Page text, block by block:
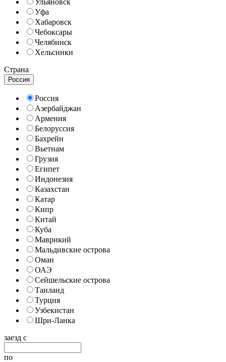
Уфа
Хабаровск
Чебоксары
Челябинск
Хельсинки
Страна
Россия
Россия
Азербайджан
Армения
Белоруссия
Бахрейн
Вьетнам
Грузия
Египет
Индонезия
Казахстан
Катар
Кипр
Китай
Куба
Маврикий
Мальдивские острова
Оман
ОАЭ
Сейшельские острова
Таиланд
Турция
Узбекистан
Шри-Ланка
заезд с
по